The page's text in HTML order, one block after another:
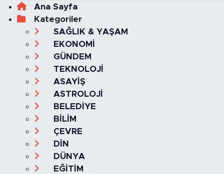
Ana Sayfa
Kategoriler
SAĞLIK & YAŞAM
EKONOMİ
GÜNDEM
TEKNOLOJİ
ASAYİŞ
ASTROLOJİ
BELEDİYE
BİLİM
ÇEVRE
DİN
DÜNYA
EĞİTİM